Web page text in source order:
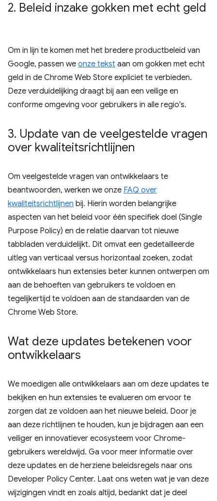
2. Beleid inzake gokken met echt geld
Om in lijn te komen met het bredere productbeleid van
Google, passen we onze tekst aan om gokken met echt
geld in de Chrome Web Store expliciet te verbieden.
Deze verduidelijking draagt ​​bij aan een veilige en
conforme omgeving voor gebruikers in alle regio's.
3. Update van de veelgestelde vragen
over kwaliteitsrichtlijnen
Om veelgestelde vragen van ontwikkelaars te
beantwoorden, werken we onze FAQ over
kwaliteitsrichtlijnen bij. Hierin worden belangrijke
aspecten van het beleid voor één specifiek doel (Single
Purpose Policy) en de relatie daarvan tot nieuwe
tabbladen verduidelijkt. Dit omvat een gedetailleerde
uitleg van verticaal versus horizontaal zoeken, zodat
ontwikkelaars hun extensies beter kunnen ontwerpen om
aan de behoeften van gebruikers te voldoen en
tegelijkertijd te voldoen aan de standaarden van de
Chrome Web Store.
Wat deze updates betekenen voor
ontwikkelaars
We moedigen alle ontwikkelaars aan om deze updates te
bekijken en hun extensies te evalueren om ervoor te
zorgen dat ze voldoen aan het nieuwe beleid. Door je
aan deze richtlijnen te houden, kun je bijdragen aan een
veiliger en innovatiever ecosysteem voor Chrome-
gebruikers wereldwijd. Ga voor meer informatie over
deze updates en de herziene beleidsregels naar ons
Developer Policy Center. Laat ons weten wat je van deze
wijzigingen vindt en zoals altijd, bedankt dat je deel